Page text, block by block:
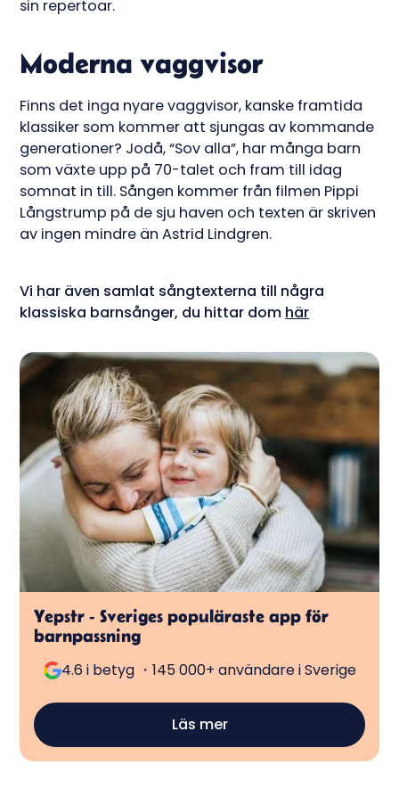
sin repertoar.
Moderna vaggvisor
Finns det inga nyare vaggvisor, kanske framtida
klassiker som kommer att sjungas av kommande
generationer? Jodå, “Sov alla”, har många barn
som växte upp på 70-talet och fram till idag
somnat in till. Sången kommer från filmen Pippi
Långstrump på de sju haven och texten är skriven
av ingen mindre än Astrid Lindgren.
Vi har även samlat sångtexterna till några
klassiska barnsånger, du hittar dom här
Yepstr - Sveriges populäraste app för
barnpassning
4.6 i betyg ・145 000+ användare i Sverige
Läs mer